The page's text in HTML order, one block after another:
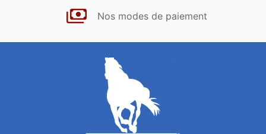
Nos modes de paiement